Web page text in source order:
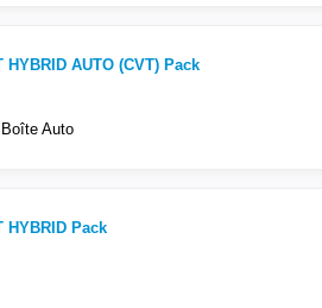
AUTO (CVT) Pack
Auto
HYBRID Pack